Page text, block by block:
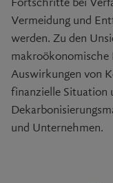
Vermeidung und
werden. Zu den
makroökonomische
Auswirkungen von
finanzielle Situation
und Unternehmen.